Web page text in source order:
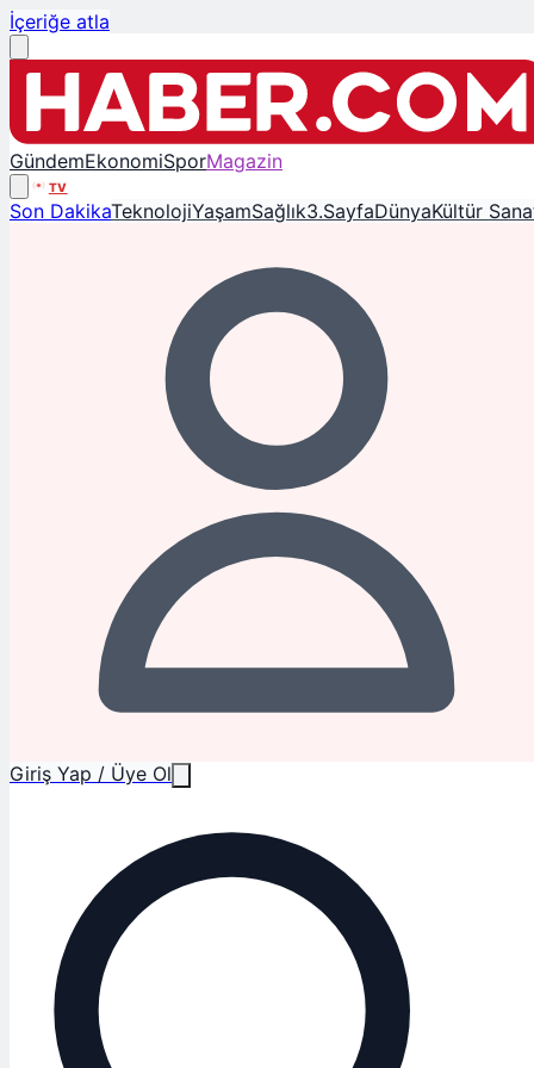
İçeriğe atla
GündemEkonomiSporMagazin
TV
Son DakikaTeknolojiYaşamSağlık3.SayfaDünyaKültür
Giriş Yap / Üye Ol